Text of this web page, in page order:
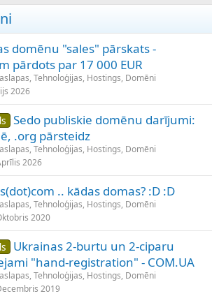
domēnu "sales" pārskats -
pārdots par 17 000 EUR
Tehnoloģijas, Hostings, Domēni
2026
Sedo publiskie domēnu darījumi:
.org pārsteidz
Tehnoloģijas, Hostings, Domēni
2026
.. kādas domas? :D :D
Tehnoloģijas, Hostings, Domēni
2020
Ukrainas 2-burtu un 2-ciparu
"hand-registration" - COM.UA
Tehnoloģijas, Hostings, Domēni
2019